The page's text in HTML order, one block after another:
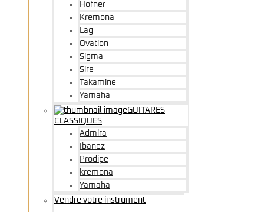
Hofner
Kremona
Lag
Ovation
Sigma
Sire
Takamine
Yamaha
GUITARES
CLASSIQUES
Admira
Ibanez
Prodipe
kremona
Yamaha
Vendre votre instrument